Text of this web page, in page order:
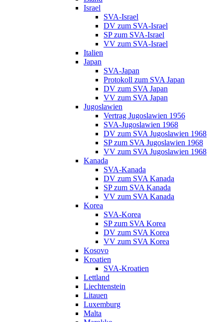
Israel
SVA-Israel
DV zum SVA-Israel
SP zum SVA-Israel
VV zum SVA-Israel
Italien
Japan
SVA-Japan
Protokoll zum SVA Japan
DV zum SVA Japan
VV zum SVA Japan
Jugoslawien
Vertrag Jugoslawien 1956
SVA-Jugoslawien 1968
DV zum SVA Jugoslawien 1968
SP zum SVA Jugoslawien 1968
VV zum SVA Jugoslawien 1968
Kanada
SVA-Kanada
DV zum SVA Kanada
SP zum SVA Kanada
VV zum SVA Kanada
Korea
SVA-Korea
SP zum SVA Korea
DV zum SVA Korea
VV zum SVA Korea
Kosovo
Kroatien
SVA-Kroatien
Lettland
Liechtenstein
Litauen
Luxemburg
Malta